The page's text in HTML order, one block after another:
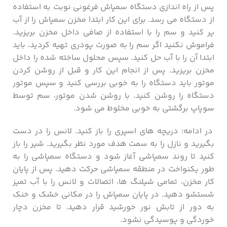
پس از راه اندازی دستگاه سمپاش فرغونی نوبت به استفاده
از دستگاه می رسد. برای این کار ابتدا مخزن سمپاش را از آب
پر کنید و سم را با استفاده از صافی داخل مخزن بریزید.
فراموش نکنید اگر سم را به صورت پودری تهیه کردید، باید
ابتدا آن را با آب حل کنید. سپس محلول ساخته شده را داخل
مخزن بریزید. پس از انجام این کار و قبل از روشن کردن
موتور باید دستگاه را به خوبی بررسی کنید و سپس موتور
دستگاه را روشن کنید. با روشن شدن موتور، سم توسط
سوپاپ برگشتی به خوبی مخلوط می شود.
در ادامه؛ دریچه های اسپری را باز کنید. لانس را در دست
بگیرید و نازل را به سمت هدف مورد نظر بگیرید. شیر را باز
کنید تا روند سمپاشی آغاز شود و دستگاه سمپاشی را به
طور یکنواخت در منطقه سمپاشی حرکت دهید. پس از پایان
کار مخزن، تمامی شیلنگ ها، اتصالات و لانس را با آب تمیز
شستشو دهید. در پایان سمپاش را در مکانی خشک و خنک
به دور از تابش نور خورشید قرار دهید. تا مخزن دچار
خوردگی و پوسیدگی نشود.